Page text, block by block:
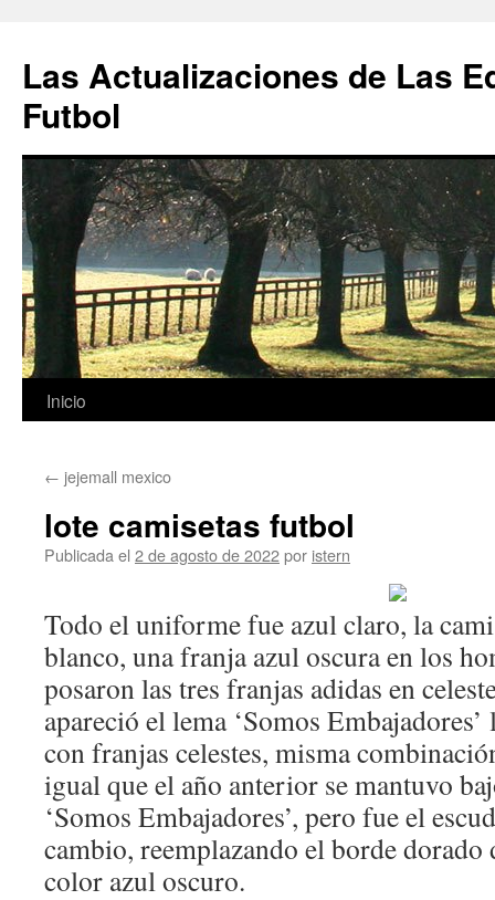
Las Actualizaciones de Las
Futbol
Saltar
contenido
Inicio
← jejemall mexico
lote camisetas futbol
Publicada el 2 de agosto de 2022por istern
Todo el uniforme fue azul claro, la
blanco, una franja azul oscura en los
posaron las tres franjas adidas en
apareció el lema ‘Somos
con franjas celestes, misma
igual que el año anterior se mantuvo
‘Somos Embajadores’, pero fue el
cambio, reemplazando el borde
color azul oscuro.